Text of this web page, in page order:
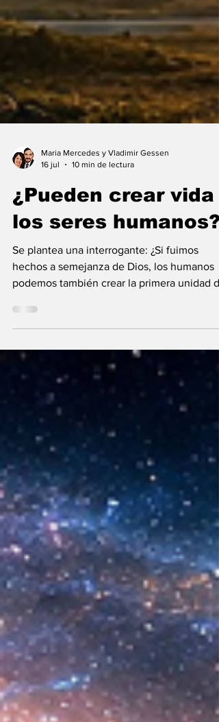
Maria Mercedes y Vladimir Gessen
10 min de lectura
¿Pueden crear vida
los seres humanos?
hechos a semejanza de Dios, los humanos
podemos también crear la primera unidad
la existencia?... “SpudCell”, una célula
sintética desarrollada en laboratorio abre
nueva era científica que desafía nuestras
ideas sobre la creación... ¿Podemos crear
biológica? Durante siglos creímos que la
mayor aspiración de la inteligencia humana
consistía en comprender la vida. Hoy
comienza a aparecer una posibilidad todavía
más desconcer